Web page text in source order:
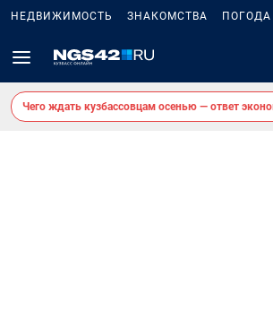
НЕДВИЖИМОСТЬ ЗНАКОМСТВА ПОГОДА
Чего ждать кузбассовцам осенью — ответ